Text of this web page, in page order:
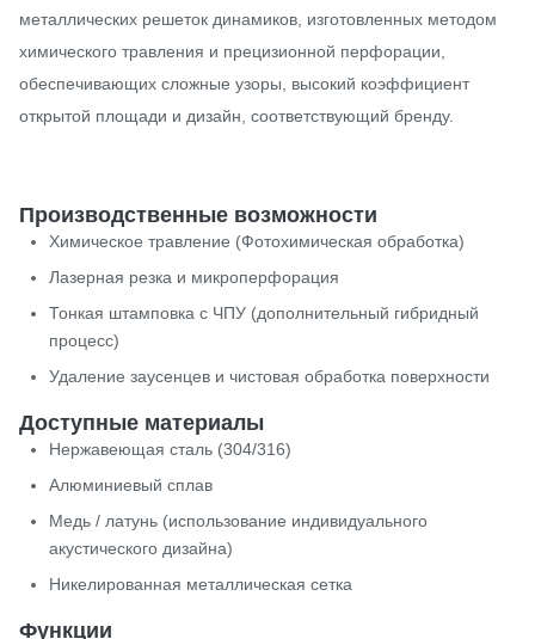
металлических решеток динамиков, изготовленных методом
химического травления и прецизионной перфорации,
обеспечивающих сложные узоры, высокий коэффициент
открытой площади и дизайн, соответствующий бренду.
Производственные возможности
Химическое травление (Фотохимическая обработка)
Лазерная резка и микроперфорация
Тонкая штамповка с ЧПУ (дополнительный гибридный
процесс)
Удаление заусенцев и чистовая обработка поверхности
Доступные материалы
Нержавеющая сталь (304/316)
Алюминиевый сплав
Медь / латунь (использование индивидуального
акустического дизайна)
Никелированная металлическая сетка
Функции